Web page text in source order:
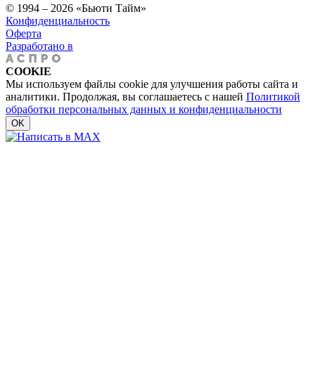
© 1994 – 2026 «Бьюти Тайм»
Конфиденциальность
Оферта
Разработано в
COOKIE
Мы используем файлы cookie для улучшения работы сайта и
аналитики. Продолжая, вы соглашаетесь с нашей Политикой
обработки персональных данных и конфиденциальности
OK